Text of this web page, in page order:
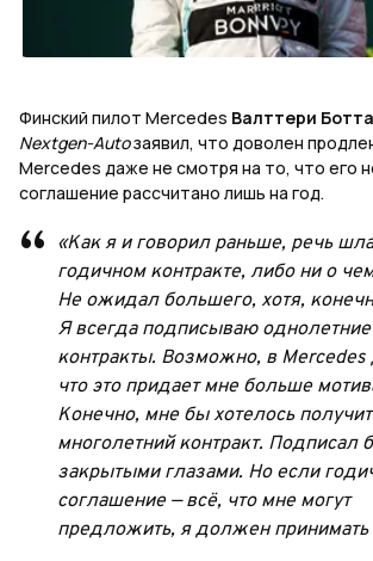
Финский пилот Mercedes Валттери
Nextgen-Autoзаявил, что доволен
Mercedes даже не смотря на то, что его
соглашение рассчитано лишь на год.
«Как я и говорил раньше, речь
годичном контракте, либо ни о
Не ожидал большего, хотя,
Я всегда подписываю однолетние
контракты. Возможно, в Mercedes
что это придает мне больше
Конечно, мне бы хотелось
многолетний контракт. Подписал
закрытыми глазами. Но если
соглашение — всё, что мне могут
предложить, я должен принимать